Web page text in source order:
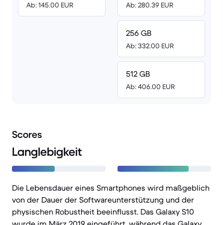
Ab: 145.00 EUR Ab: 280.39 EUR
256 GB
Ab: 332.00 EUR
512 GB
Ab: 406.00 EUR
Scores
Langlebigkeit
Die Lebensdauer eines Smartphones wird maßgeblich
von der Dauer der Softwareunterstützung und der
physischen Robustheit beeinflusst. Das Galaxy S10